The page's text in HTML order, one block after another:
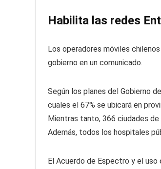
Habilita las redes
Los operadores móviles
gobierno en un comunicado.
Según los planes del Gobierno
cuales el 67% se ubicará en
Mientras tanto, 366 ciudades
Además, todos los hospitales
El Acuerdo de Espectro y el